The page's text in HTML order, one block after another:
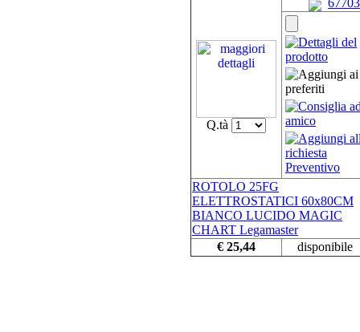
Q.tà
67703
ROTOLO 25FG
ELETTROSTATICI 60x80CM
BIANCO LUCIDO MAGIC
CHART Legamaster
€ 25,44
disponibile